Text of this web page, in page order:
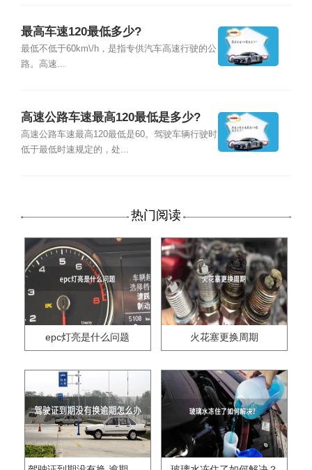
最高车速120最低多少?
最低不低于60km\/h，是指专供汽车高速行驶的公
路。高速...
高速公路车速最高120最低是多少?
高速公路车速最高120最低是60。驾驶车辆行驶时
低于最低时速规定的，处...
热门阅读
epc灯亮是什么问题 火花塞更换周期